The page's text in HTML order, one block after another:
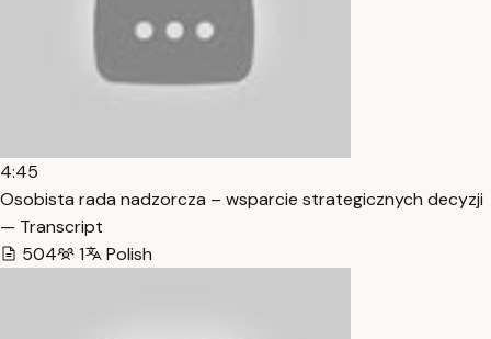
4:45
Osobista rada nadzorcza – wsparcie strategicznych decyzji
— Transcript
504
1 Polish